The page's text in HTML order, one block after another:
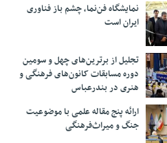
نمایشگاه فن‌نما، چشم باز فناوری
ایران است
تجلیل از بر‌ترین‌های چهل و سومین
دوره مسابقات کانون‌های فرهنگی و
هنری در بندرعباس
ارائه پنج مقاله علمی با موضوعیت
جنگ و میراث‌فرهنگی